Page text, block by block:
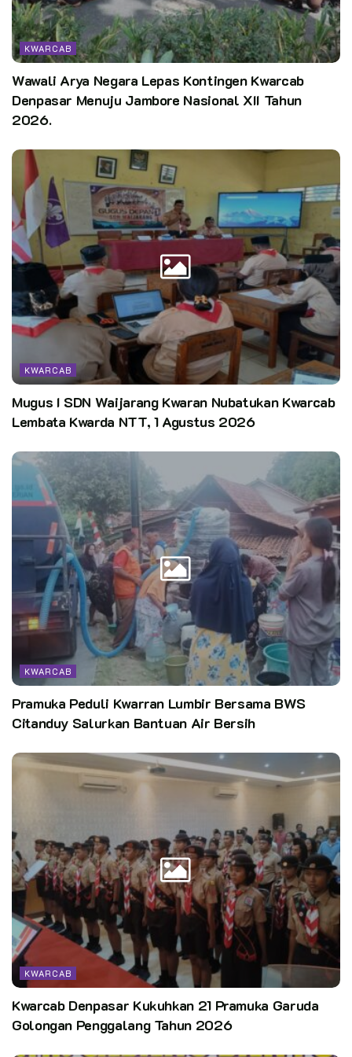
KWARCAB
Wawali Arya Negara Lepas Kontingen Kwarcab
Denpasar Menuju Jambore Nasional XII Tahun
2026.
KWARCAB
Mugus I SDN Waijarang Kwaran Nubatukan Kwarcab
Lembata Kwarda NTT, 1 Agustus 2026
KWARCAB
Pramuka Peduli Kwarran Lumbir Bersama BWS
Citanduy Salurkan Bantuan Air Bersih
KWARCAB
Kwarcab Denpasar Kukuhkan 21 Pramuka Garuda
Golongan Penggalang Tahun 2026